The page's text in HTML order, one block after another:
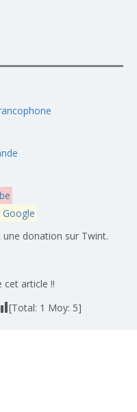
une donation sur Twint.
cet article !!
[Total: 1 Moy: 5]